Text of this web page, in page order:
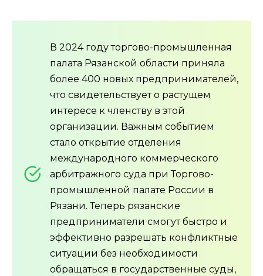
В 2024 году торгово-промышленная
палата Рязанской области приняла
более 400 новых предпринимателей,
что свидетельствует о растущем
интересе к членству в этой
организации. Важным событием
стало открытие отделения
международного коммерческого
арбитражного суда при Торгово-
промышленной палате России в
Рязани. Теперь рязанские
предприниматели смогут быстро и
эффективно разрешать конфликтные
ситуации без необходимости
обращаться в государственные суды,